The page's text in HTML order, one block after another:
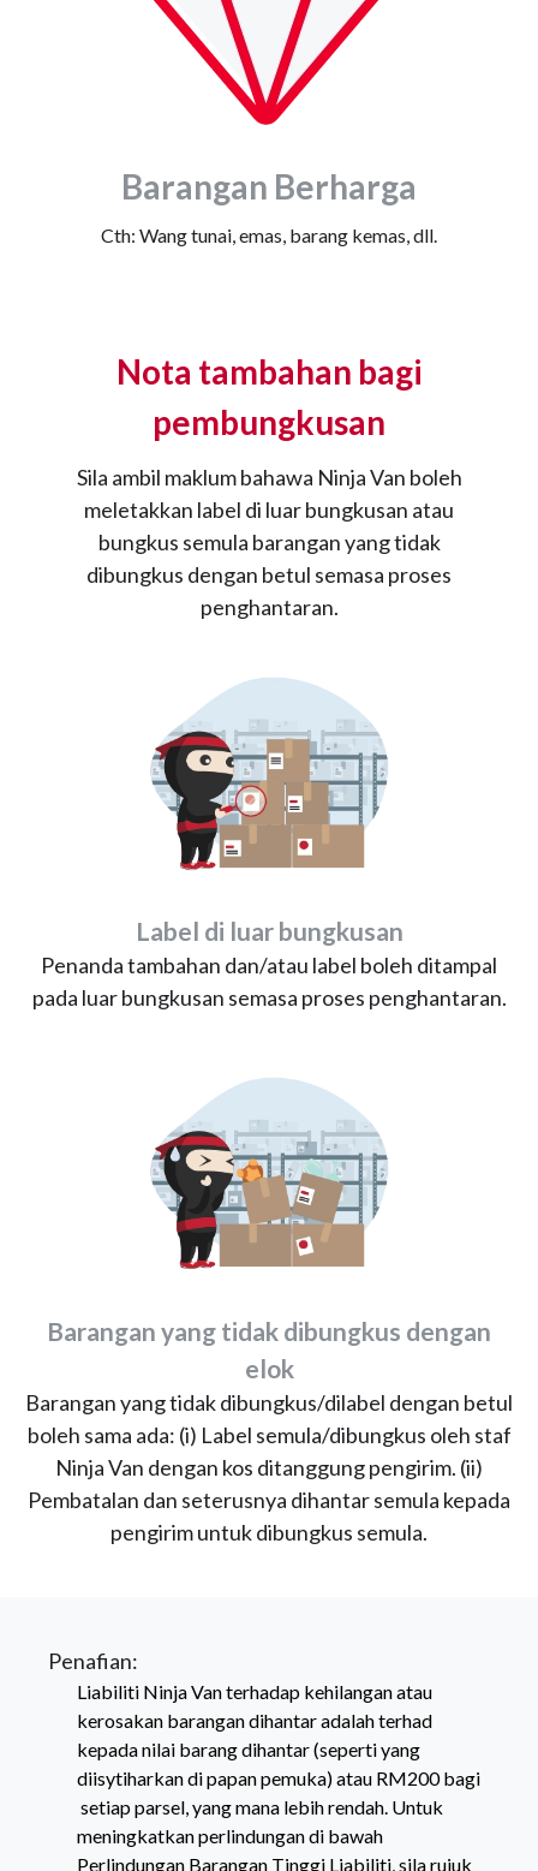
Barangan Berharga
Cth: Wang tunai, emas, barang kemas, dll.
Nota tambahan bagi
pembungkusan
Sila ambil maklum bahawa Ninja Van boleh
meletakkan label di luar bungkusan atau
bungkus semula barangan yang tidak
dibungkus dengan betul semasa proses
penghantaran.
Label di luar bungkusan
Penanda tambahan dan/atau label boleh ditampal
pada luar bungkusan semasa proses penghantaran.
Barangan yang tidak dibungkus dengan
elok
Barangan yang tidak dibungkus/dilabel dengan betul
boleh sama ada: (i) Label semula/dibungkus oleh staf
Ninja Van dengan kos ditanggung pengirim. (ii)
Pembatalan dan seterusnya dihantar semula kepada
pengirim untuk dibungkus semula.
Penafian:
Liabiliti Ninja Van terhadap kehilangan atau
kerosakan barangan dihantar adalah terhad
kepada nilai barang dihantar (seperti yang
diisytiharkan di papan pemuka) atau RM200 bagi
setiap parsel, yang mana lebih rendah. Untuk
meningkatkan perlindungan di bawah
Perlindungan Barangan Tinggi Liabiliti, sila rujuk